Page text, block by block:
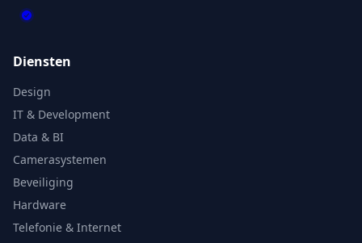
Diensten
Design
IT & Development
Data & BI
Camerasystemen
Beveiliging
Hardware
Telefonie & Internet